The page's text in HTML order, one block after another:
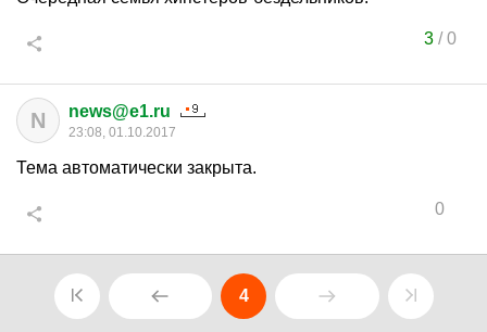
3/0
N news@e1.ru
23:08, 01.10.2017
Тема автоматически закрыта.
0
4